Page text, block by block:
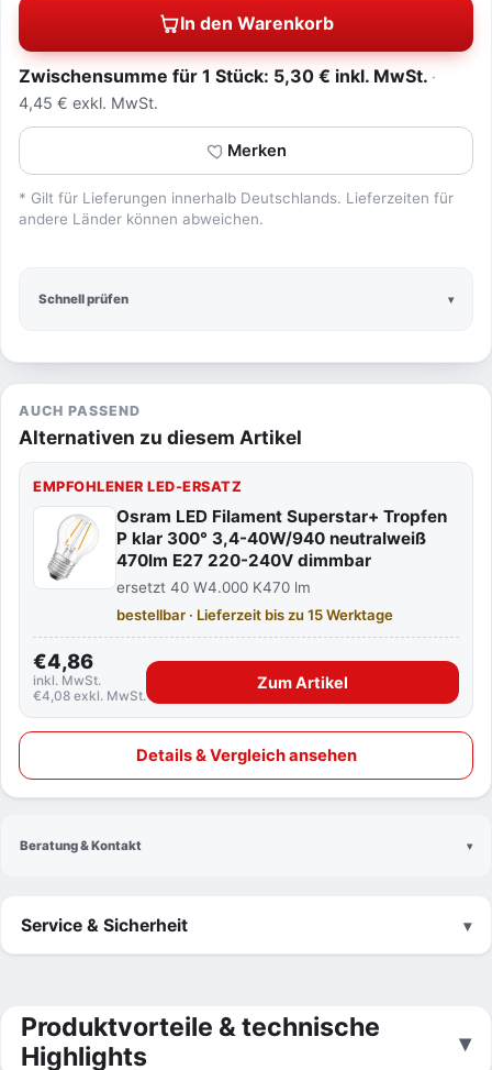
Schnell prüfen
In den Warenkorb
Zwischensumme für 1 Stück: 5,30 € inkl. MwSt.
4,45 € exkl. MwSt.
Merken
* Gilt für Lieferungen innerhalb Deutschlands. Lieferzeiten für
andere Länder können abweichen.
AUCH PASSEND
Alternativen zu diesem Artikel
EMPFOHLENER LED-ERSATZ
Osram LED Filament Superstar+ Tropfen
P klar 300° 3,4-40W/940 neutralweiß
470lm E27 220-240V dimmbar
ersetzt 40 W4.000 K470 lm
bestellbar · Lieferzeit bis zu 15 Werktage
€4,86
inkl. MwSt.
€4,08 exkl. MwSt.
Zum Artikel
Details & Vergleich ansehen
Beratung & Kontakt
Service & Sicherheit
Produktvorteile & technische
Highlights